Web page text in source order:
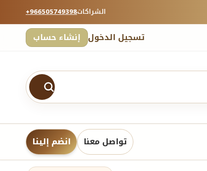
+966505749398الشراكات
تسجيل الدخول إنشاء حساب
تواصل معنا انضم إلينا